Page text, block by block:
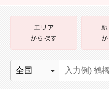
エリア
から探す